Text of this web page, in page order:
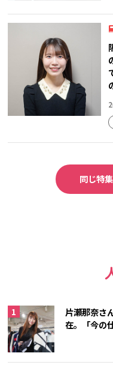
同じ特
片瀬那奈さ
在。「今の